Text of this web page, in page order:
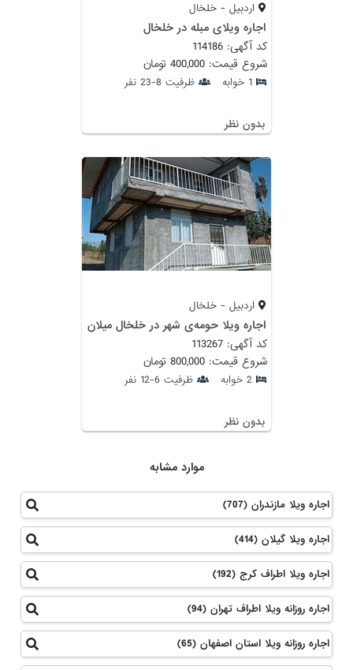
اردبیل - خلخال
اجاره ویلای مبله در خلخال
کد آگهی: 114186
شروع قیمت: 400,000 تومان
1 خوابه ظرفیت 8-23 نفر
بدون نظر
اردبیل - خلخال
اجاره ویلا حومه‌ی شهر در خلخال میلان
کد آگهی: 113267
شروع قیمت: 800,000 تومان
2 خوابه ظرفیت 6-12 نفر
بدون نظر
موارد مشابه
اجاره ویلا مازندران (707)
اجاره ویلا گیلان (414)
اجاره ویلا اطراف کرج (192)
اجاره روزانه ویلا اطراف تهران (94)
اجاره روزانه ویلا استان اصفهان (65)